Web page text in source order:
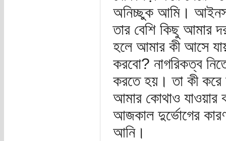
অনিচ্ছুক আমি।
তার বেশি কিছু আমার
হলে আমার কী আসে
করবো? নাগরিকত্ব
করতে হয়। তা কী করে
আমার কোথাও যাওয়ার
আজকাল দুর্ভোগের
আনি।